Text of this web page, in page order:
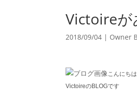
Victoire
2018/09/04 | Owner
こんにちは
VictoireのBLOGです